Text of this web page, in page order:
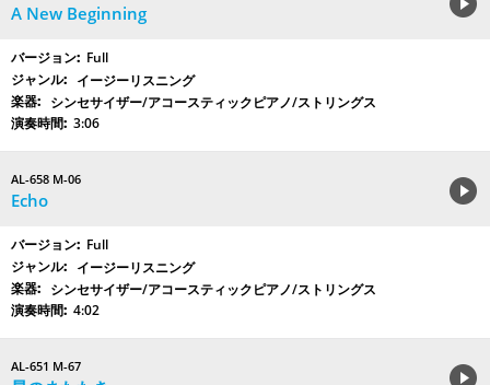
A New Beginning
Full
イージーリスニング
シンセサイザー/アコースティックピアノ/ストリングス
3:06
AL-658 M-06
Echo
Full
イージーリスニング
シンセサイザー/アコースティックピアノ/ストリングス
4:02
AL-651 M-67